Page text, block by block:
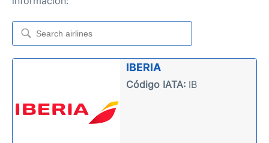
Guía del Pasajero +
es en cat
IBERIA
Código IATA:IB